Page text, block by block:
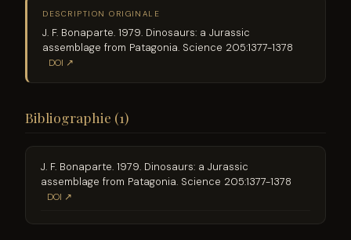
DESCRIPTION ORIGINALE
J. F. Bonaparte. 1979. Dinosaurs: a Jurassic
assemblage from Patagonia. Science 205:1377-1378
DOI ↗
Bibliographie (1)
J. F. Bonaparte. 1979. Dinosaurs: a Jurassic
assemblage from Patagonia. Science 205:1377-1378
DOI ↗